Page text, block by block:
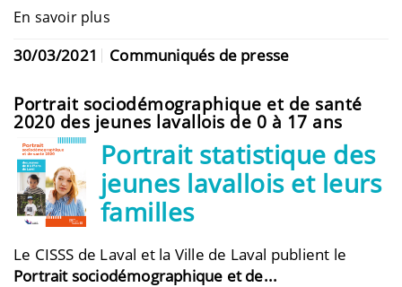
En savoir plus
30/03/2021 Communiqués de presse
Portrait sociodémographique et de santé
2020 des jeunes lavallois de 0 à 17 ans
Portrait statistique des
jeunes lavallois et leurs
familles
Le CISSS de Laval et la Ville de Laval publient le
Portrait sociodémographique et de...